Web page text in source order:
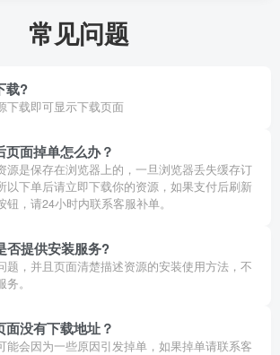
常见问题
载?
下载即可显示下载页面
页面掉单怎么办？
源是保存在浏览器上的，一旦浏览器丢失缓存订
以下单后请立即下载你的资源，如果支付后刷新
钮，请24小时内联系客服补单。
否提供安装服务?
题，并且页面清楚描述资源的安装使用方法，不
。
面没有下载地址？
能会因为一些原因引发掉单，如果掉单请联系客